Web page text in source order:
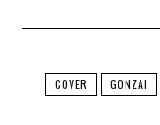
COVER GONZAI